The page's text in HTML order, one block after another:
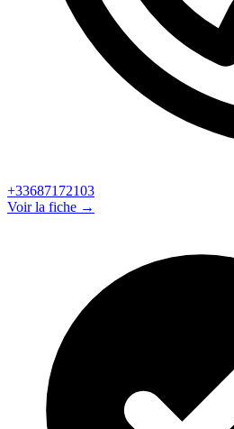
+33687172103
Voir la fiche →